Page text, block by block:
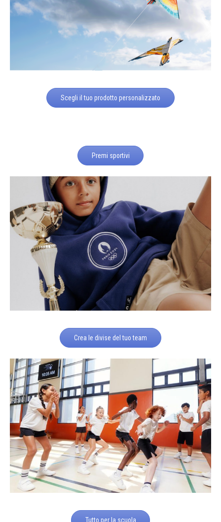
Scegli il tuo prodotto personalizzato
Premi sportivi
Crea le divise del tuo team
Tutto per la scuola